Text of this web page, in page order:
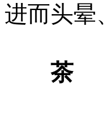
进而头晕
茶